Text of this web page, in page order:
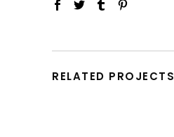
RELATED PROJECTS